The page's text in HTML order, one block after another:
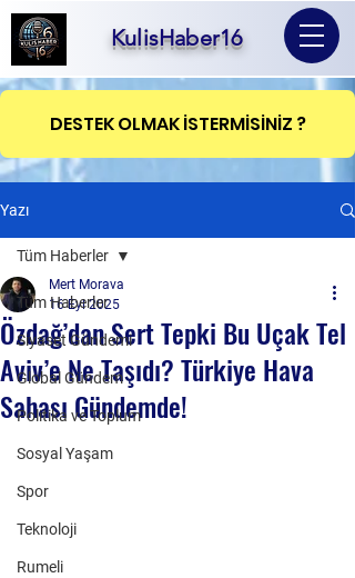
KulisHaber16
DESTEK OLMAK İSTERMİSİNİZ ?
Yazı
Tüm Haberler
Siyaset Gündemi
Global Gündem
Politika ve Toplum
Sosyal Yaşam
Spor
Teknoloji
Rumeli
Tüm Haberler
Özdağ’dan Sert Tepki Bu Uçak Tel
Aviv’e Ne Taşıdı? Türkiye Hava
Sahası Gündemde!
Mert Morava
16 Eyl 2025